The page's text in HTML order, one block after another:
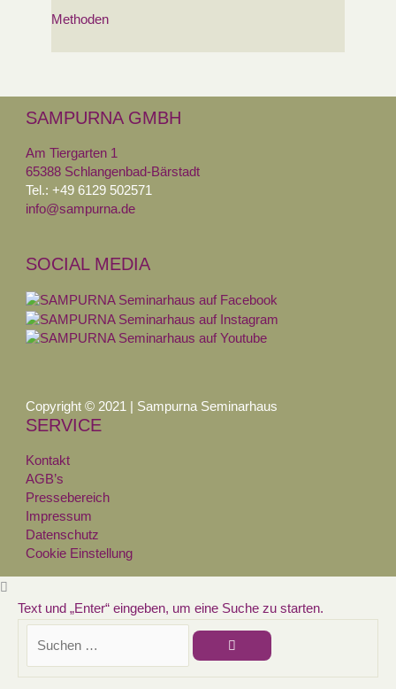
Methoden
SAMPURNA GMBH
Am Tiergarten 1
65388 Schlangenbad-Bärstadt
Tel.: +49 6129 502571
info@sampurna.de
SOCIAL MEDIA
Copyright © 2021 | Sampurna Seminarhaus
SERVICE
Kontakt
AGB’s
Pressebereich
Impressum
Datenschutz
Cookie Einstellung
Text und „Enter“ eingeben, um eine Suche zu starten.